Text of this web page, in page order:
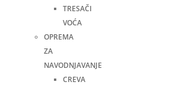
TRESAČI
VOĆA
OPREMA
ZA
NAVODNJAVANJE
CREVA